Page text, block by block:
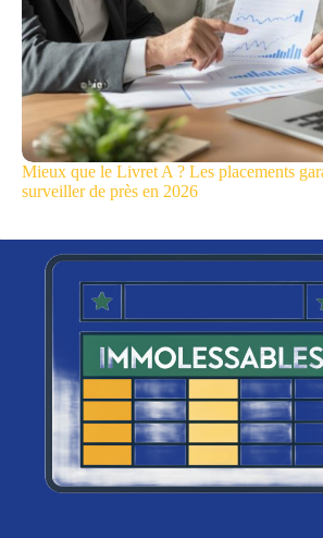
Mieux que le Livret A ? Les placements
surveiller de près en 2026